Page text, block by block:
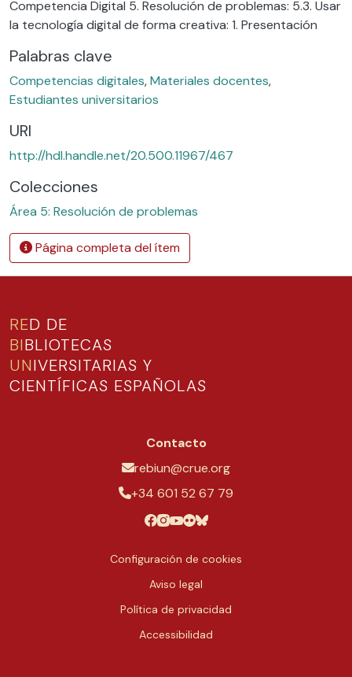
Competencia Digital 5. Resolución de problemas: 5.3. Usar
la tecnología digital de forma creativa: 1. Presentación
Palabras clave
Competencias digitales,Materiales docentes,
Estudiantes universitarios
URI
http://hdl.handle.net/20.500.11967/467
Colecciones
Área 5: Resolución de problemas
Página completa del ítem
RED DE
BIBLIOTECAS
UNIVERSITARIAS Y
CIENTÍFICAS ESPAÑOLAS
Contacto
rebiun@crue.org
+34 601 52 67 79
Configuración de cookies
Aviso legal
Política de privacidad
Accessibilidad